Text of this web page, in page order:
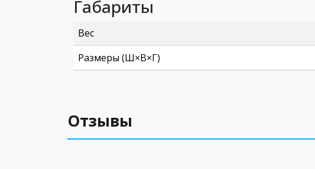
Габариты
Вес
Размеры (Ш×В×Г)
Отзывы